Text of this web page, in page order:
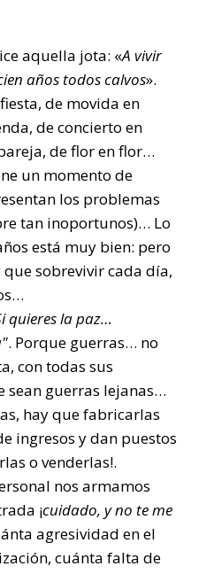
aquella jota: «A vivir
años todos calvos».
de movida en
de concierto en
de flor en flor…
un momento de
los problemas
tan inoportunos)… Lo
está muy bien: pero
sobrevivir cada día,
quieres la paz…
. Porque guerras… no
con todas sus
sean guerras lejanas…
hay que fabricarlas
ingresos y dan puestos
o venderlas!.
nos armamos
¡cuidado, y no te me
agresividad en el
cuánta falta de